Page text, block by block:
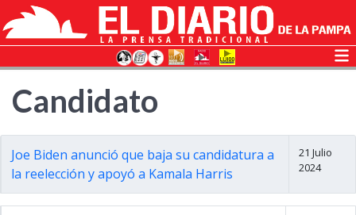
Candidato
Joe Biden anunció que baja su candidatura a
la reelección y apoyó a Kamala Harris
21 Julio
2024